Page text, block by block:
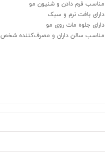
مناسب فرم دادن و شنیون مو
دارای بافت نرم و سبک
دارای جلوه‌ مات روی مو
مناسب سالن داران و مصرف‌کننده شخص